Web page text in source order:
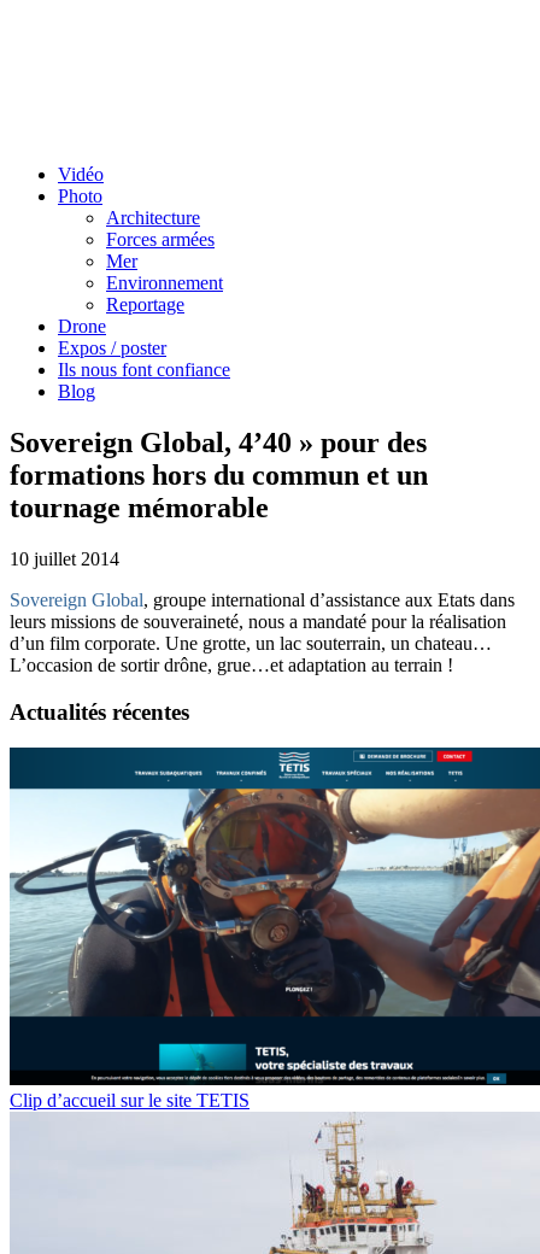
Vidéo
Photo
Architecture
Forces armées
Mer
Environnement
Reportage
Drone
Expos / poster
Ils nous font confiance
Blog
Sovereign Global, 4’40 » pour des
formations hors du commun et un
tournage mémorable
10 juillet 2014
Sovereign Global, groupe international d’assistance aux Etats dans
leurs missions de souveraineté, nous a mandaté pour la réalisation
d’un film corporate. Une grotte, un lac souterrain, un chateau…
L’occasion de sortir drône, grue…et adaptation au terrain !
Actualités récentes
Clip d’accueil sur le site TETIS